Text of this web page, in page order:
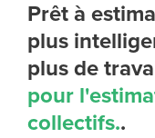
Prêt à
plus
plus de
pour
collectifs..